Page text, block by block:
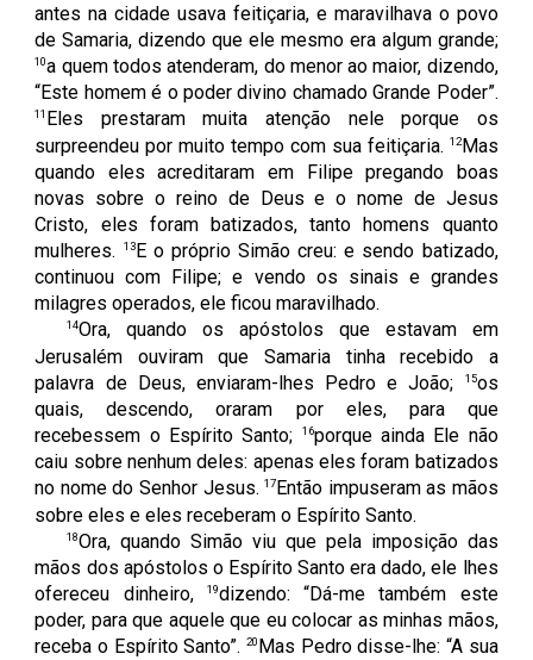
antes na cidade usava feitiçaria, e maravilhava o povo
de Samaria, dizendo que ele mesmo era algum grande;
10a quem todos atenderam, do menor ao maior, dizendo,
“Este homem é o poder divino chamado Grande Poder”.
11 Eles prestaram muita atenção nele porque os
surpreendeu por muito tempo com sua feitiçaria. 12Mas
quando eles acreditaram em Filipe pregando boas
novas sobre o reino de Deus e o nome de Jesus
Cristo, eles foram batizados, tanto homens quanto
mulheres.
13E o próprio Simão creu: e sendo batizado,
continuou com Filipe; e vendo os sinais e grandes
milagres operados, ele ficou maravilhado.
14Ora, quando os apóstolos que estavam em
Jerusalém ouviram que Samaria tinha recebido a
palavra de Deus, enviaram-lhes Pedro e João;
15os
quais, descendo, oraram por eles, para que
recebessem o Espírito Santo;
16porque ainda Ele não
caiu sobre nenhum deles: apenas eles foram batizados
no nome do Senhor Jesus.17 Então impuseram as mãos
sobre eles e eles receberam o Espírito Santo.
18Ora, quando Simão viu que pela imposição das
mãos dos apóstolos o Espírito Santo era dado, ele lhes
ofereceu dinheiro,
19dizendo: “Dá-me também este
poder, para que aquele que eu colocar as minhas mãos,
receba o Espírito Santo”. 20 Mas Pedro disse-lhe: “A sua